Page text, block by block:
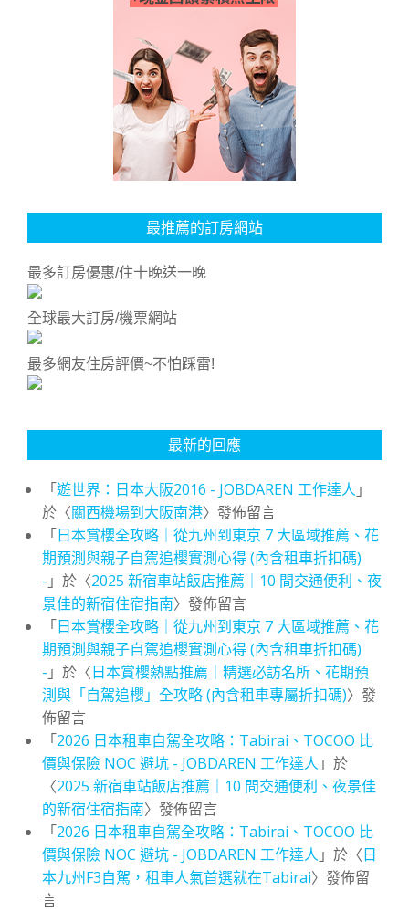
最推薦的訂房網站
最多訂房優惠/住十晚送一晚
全球最大訂房/機票網站
最多網友住房評價~不怕踩雷!
最新的回應
「遊世界：日本大阪2016 - JOBDAREN 工作達人 」
於〈關西機場到大阪南港〉發佈留言
「日本賞櫻全攻略｜從九州到東京 7 大區域推薦、花
期預測與親子自駕追櫻實測心得 (內含租車折扣碼)
- 」於〈2025 新宿車站飯店推薦｜10 間交通便利、夜
景佳的新宿住宿指南〉發佈留言
「日本賞櫻全攻略｜從九州到東京 7 大區域推薦、花
期預測與親子自駕追櫻實測心得 (內含租車折扣碼)
- 」於〈日本賞櫻熱點推薦｜精選必訪名所、花期預
測與「自駕追櫻」全攻略 (內含租車專屬折扣碼)〉發
佈留言
「2026 日本租車自駕全攻略：Tabirai、TOCOO 比
價與保險 NOC 避坑 - JOBDAREN 工作達人 」於
〈2025 新宿車站飯店推薦｜10 間交通便利、夜景佳
的新宿住宿指南〉發佈留言
「2026 日本租車自駕全攻略：Tabirai、TOCOO 比
價與保險 NOC 避坑 - JOBDAREN 工作達人 」於〈日
本九州F3自駕，租車人氣首選就在Tabirai〉發佈留
言